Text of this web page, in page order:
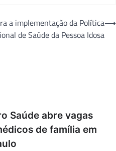
a implementação da Política
de Saúde da Pessoa Idosa
⟶
Saúde abre vagas
de família em